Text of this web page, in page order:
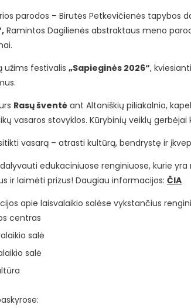
parodos – Birutės Petkevičienės tapybos
Ramintos Dagilienės abstraktaus meno
užims festivalis „Sapieginės 2026“,
Rasų šventė ant Altoniškių piliakalnio,
vasaros stovyklos. Kūrybinių veiklų
vasarą – atrasti kultūrą, bendrystę ir
edukaciniuose renginiuose, kurie
ir laimėti prizus! Daugiau informacijos: ČIA
apie laisvalaikio salėse vykstančius
centras
salė
salė